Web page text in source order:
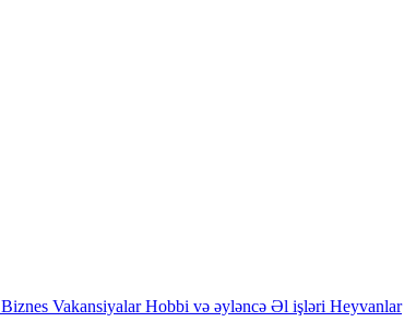
Biznes Vakansiyalar Hobbi və əyləncə Əl işləri Heyvanlar